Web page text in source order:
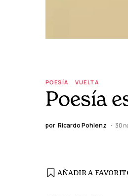
POESÍA VUELTA
Poesía
por Ricardo Pohlenz 30
AÑADIR A